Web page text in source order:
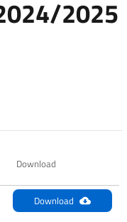
2025
Download
Download